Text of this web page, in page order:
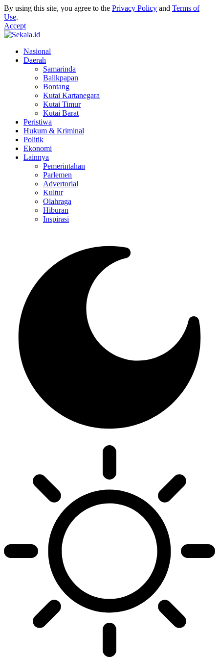
By using this site, you agree to the Privacy Policy and Terms of
Use.
Accept
Nasional
Daerah
Samarinda
Balikpapan
Bontang
Kutai Kartanegara
Kutai Timur
Kutai Barat
Peristiwa
Hukum & Kriminal
Politik
Ekonomi
Lainnya
Pemerintahan
Parlemen
Advertorial
Kultur
Olahraga
Hiburan
Inspirasi